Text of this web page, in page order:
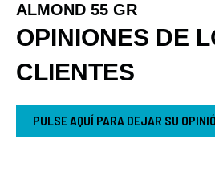
ALMOND 55 GR
OPINIONES DE
CLIENTES
PULSE AQUÍ PARA DEJAR SU